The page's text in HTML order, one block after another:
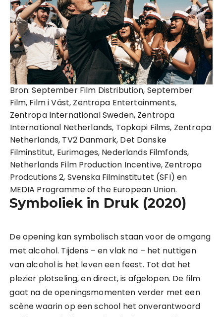
Bron: September Film Distribution, September
Film, Film i Väst, Zentropa Entertainments,
Zentropa International Sweden, Zentropa
International Netherlands, Topkapi Films, Zentropa
Netherlands, TV2 Danmark, Det Danske
Filminstitut, Eurimages, Nederlands Filmfonds,
Netherlands Film Production Incentive, Zentropa
Prodcutions 2, Svenska Filminstitutet (SFI) en
MEDIA Programme of the European Union.
Symboliek in Druk (2020)
De opening kan symbolisch staan voor de omgang
met alcohol. Tijdens – en vlak na – het nuttigen
van alcohol is het leven een feest. Tot dat het
plezier plotseling, en direct, is afgelopen. De film
gaat na de openingsmomenten verder met een
scène waarin op een school het onverantwoord